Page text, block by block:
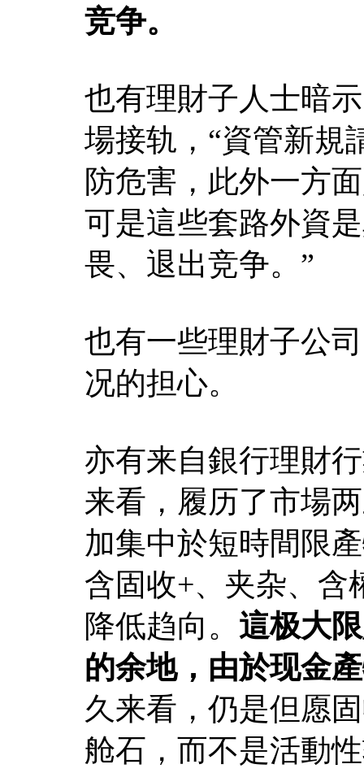
竞争。
也有理財子人士暗
場接轨，“資管新規
防危害，此外一方
可是這些套路外資
畏、退出竞争。”
也有一些理財子公
况的担心。
亦有来自銀行理財
来看，履历了市場
加集中於短時間限
含固收+、夹杂、含
降低趋向。 這极大
的余地，由於现金
久来看，仍是但愿
舱石，而不是活動